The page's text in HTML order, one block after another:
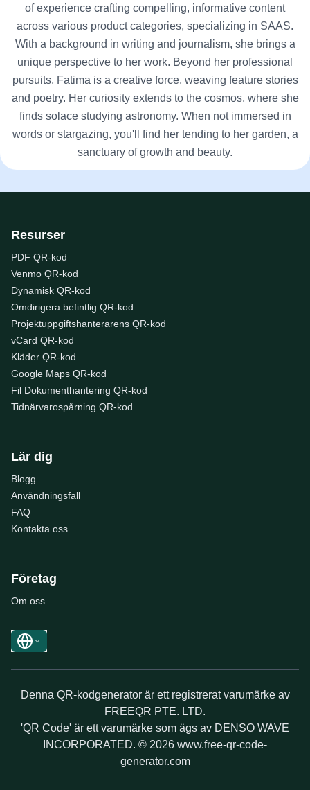
of experience crafting compelling, informative content
across various product categories, specializing in SAAS.
With a background in writing and journalism, she brings a
unique perspective to her work. Beyond her professional
pursuits, Fatima is a creative force, weaving feature stories
and poetry. Her curiosity extends to the cosmos, where she
finds solace studying astronomy. When not immersed in
words or stargazing, you'll find her tending to her garden, a
sanctuary of growth and beauty.
Resurser
PDF QR-kod
Venmo QR-kod
Dynamisk QR-kod
Omdirigera befintlig QR-kod
Projektuppgiftshanterarens QR-kod
vCard QR-kod
Kläder QR-kod
Google Maps QR-kod
Fil Dokumenthantering QR-kod
Tidnärvarospårning QR-kod
Lär dig
Blogg
Användningsfall
FAQ
Kontakta oss
Företag
Om oss
Denna QR-kodgenerator är ett registrerat varumärke av
FREEQR PTE. LTD.
'QR Code' är ett varumärke som ägs av DENSO WAVE
INCORPORATED. © 2026 www.free-qr-code-
generator.com